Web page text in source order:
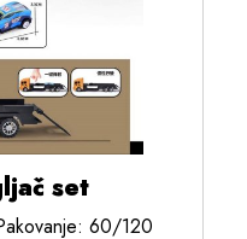
set
60/120